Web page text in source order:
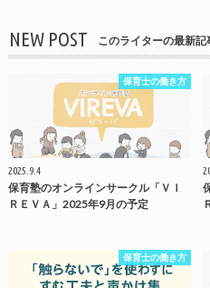
NEW POST このライターの最新記
保育士の働き方
2025.9.4
保育塾のオンラインサークル「ＶＩ
ＲＥＶＡ」2025年9月の予定
保育士の働き方